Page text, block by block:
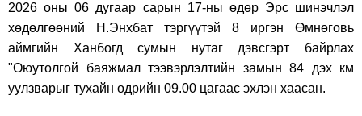
2026 оны 06 дугаар сарын 17-ны өдөр Эрс шинэчлэл
хөдөлгөөний Н.Энхбат тэргүүтэй 8 иргэн Өмнөговь
аймгийн Ханбогд сумын нутаг дэвсгэрт байрлах
"Оюутолгой баяжмал тээвэрлэлтийн замын 84 дэх км
уулзварыг тухайн өдрийн 09.00 цагаас эхлэн хаасан.